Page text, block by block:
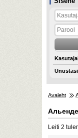
Avaleht
Leiti 2